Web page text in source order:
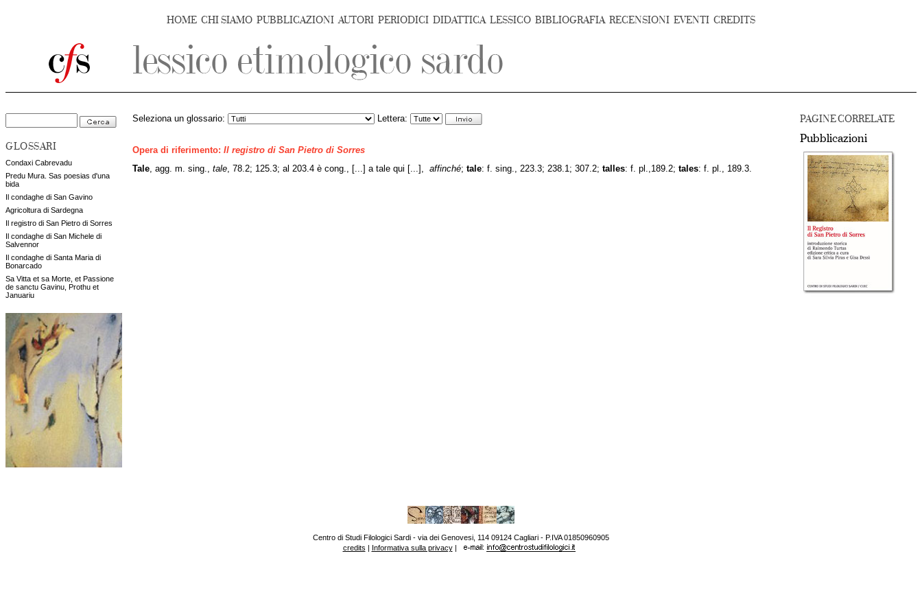
HOME CHI SIAMO PUBBLICAZIONI AUTORI PERIODICI DIDATTICA LESSICO BIBLIOGRAFIA RECENSIONI EVENTI CREDITS
GLOSSARI
Condaxi Cabrevadu
Predu Mura. Sas poesias d'una
bida
Il condaghe di San Gavino
Agricoltura di Sardegna
Il registro di San Pietro di Sorres
Il condaghe di San Michele di
Salvennor
Il condaghe di Santa Maria di
Bonarcado
Sa Vitta et sa Morte, et Passione
de sanctu Gavinu, Prothu et
Januariu
PAGINE CORRELATE
Pubblicazioni
Seleziona un glossario: Lettera:
Opera di riferimento: Il registro di San Pietro di Sorres
Tale , agg. m. sing., tale , 78.2; 125.3; al 203.4 è cong., [...] a tale qui [...], affinché; tale: f. sing., 223.3; 238.1; 307.2; talles: f. pl.,189.2; tales: f. pl., 189.3.
Centro di Studi Filologici Sardi - via dei Genovesi, 114 09124 Cagliari - P.IVA 01850960905
credits | Informativa sulla privacy|